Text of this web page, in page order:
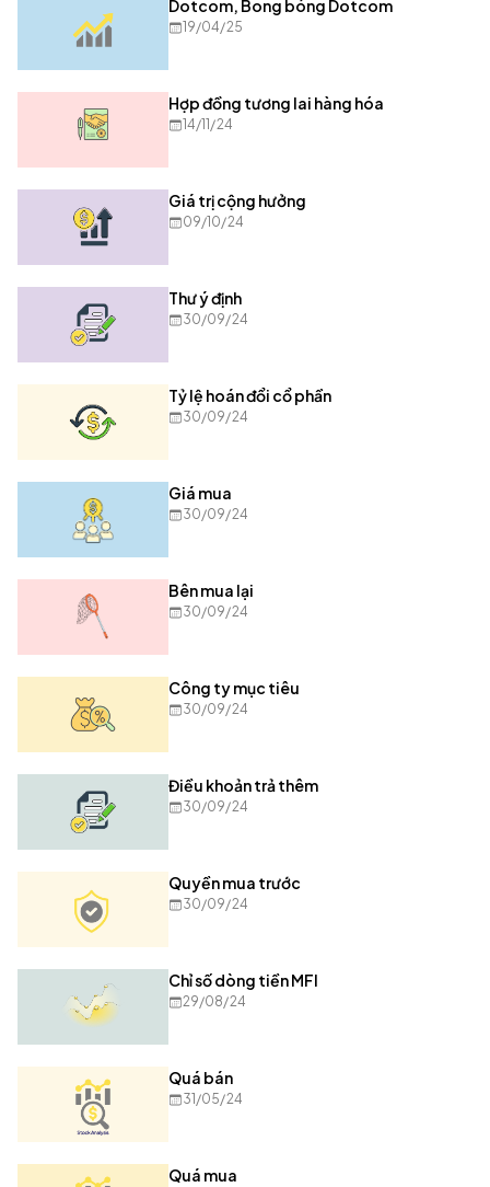
Dotcom, Bong bóng Dotcom
19/04/25
Hợp đồng tương lai hàng hóa
14/11/24
Giá trị cộng hưởng
09/10/24
Thư ý định
30/09/24
Tỷ lệ hoán đổi cổ phần
30/09/24
Giá mua
30/09/24
Bên mua lại
30/09/24
Công ty mục tiêu
30/09/24
Điều khoản trả thêm
30/09/24
Quyền mua trước
30/09/24
Chỉ số dòng tiền MFI
29/08/24
Quá bán
31/05/24
Quá mua